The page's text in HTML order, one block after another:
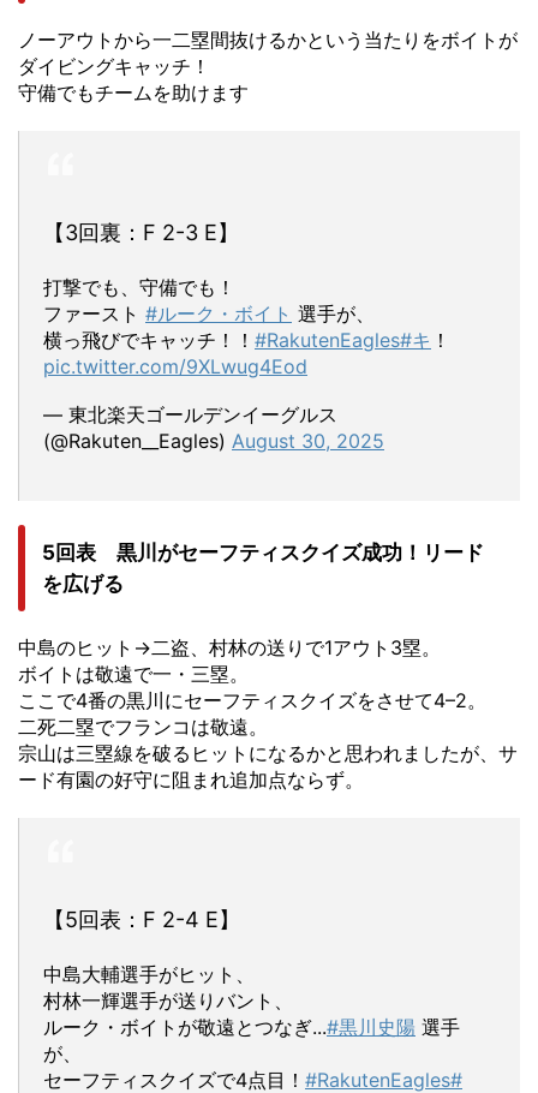
ノーアウトから一二塁間抜けるかという当たりをボイトが
ダイビングキャッチ！
守備でもチームを助けます
【3回裏：F 2-3 E】
打撃でも、守備でも！
ファースト #ルーク・ボイト 選手が、
横っ飛びでキャッチ！！ #RakutenEagles#キ ！
pic.twitter.com/9XLwug4Eod
— 東北楽天ゴールデンイーグルス
(@Rakuten__Eagles) August 30, 2025
5回表 黒川がセーフティスクイズ成功！リード
を広げる
中島のヒット→二盗、村林の送りで1アウト3塁。
ボイトは敬遠で一・三塁。
ここで4番の黒川にセーフティスクイズをさせて4–2。
二死二塁でフランコは敬遠。
宗山は三塁線を破るヒットになるかと思われましたが、サ
ード有園の好守に阻まれ追加点ならず。
【5回表：F 2-4 E】
中島大輔選手がヒット、
村林一輝選手が送りバント、
ルーク・ボイトが敬遠とつなぎ...#黒川史陽 選手
が、
セーフティスクイズで4点目！ #RakutenEagles#